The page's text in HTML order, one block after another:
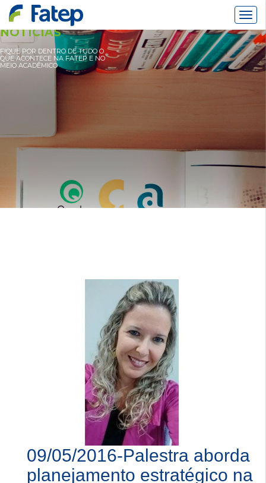
NOTÍCIAS
FIQUE POR DENTRO DE TUDO O
QUE ACONTECE NA FATEP E NO
MEIO ACADÊMICO
09/05/2016-Palestra aborda
planejamento estratégico na